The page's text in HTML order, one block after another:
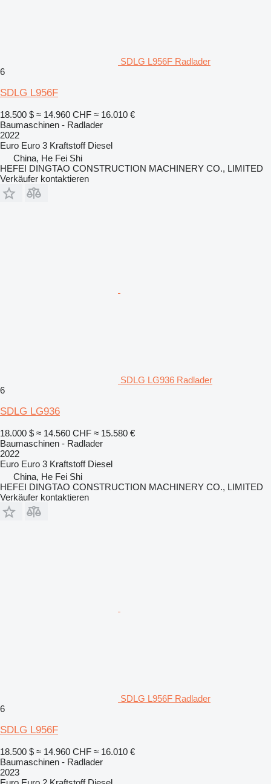
SDLG L956F Radlader
6
SDLG L956F
18.500 $ ≈ 14.960 CHF ≈ 16.010 €
Baumaschinen - Radlader
2022
Euro Euro 3 Kraftstoff Diesel
China, He Fei Shi
HEFEI DINGTAO CONSTRUCTION MACHINERY CO., LIMITED
Verkäufer kontaktieren
SDLG LG936 Radlader
6
SDLG LG936
18.000 $ ≈ 14.560 CHF ≈ 15.580 €
Baumaschinen - Radlader
2022
Euro Euro 3 Kraftstoff Diesel
China, He Fei Shi
HEFEI DINGTAO CONSTRUCTION MACHINERY CO., LIMITED
Verkäufer kontaktieren
SDLG L956F Radlader
6
SDLG L956F
18.500 $ ≈ 14.960 CHF ≈ 16.010 €
Baumaschinen - Radlader
2023